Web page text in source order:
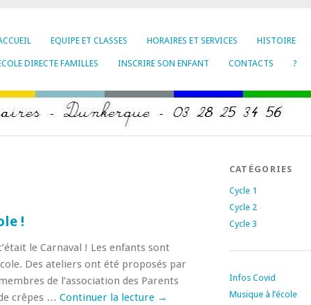
EQUIPE ET CLASSES HORAIRES ET SERVICES HISTOIRE
DIRECTE FAMILLES INSCRIRE SON ENFANT CONTACTS ?
!
le Carnaval ! Les enfants sont
Des ateliers ont été proposés par
de l’association des Parents
crêpes … Continuer la lecture →
CATÉGORIES
Cycle 1
Cycle 2
Cycle 3
Infos Covid
Musique à l’école